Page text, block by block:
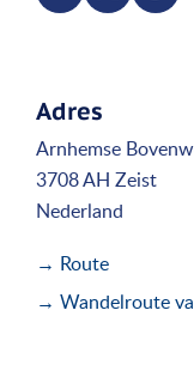
Adres
Arnhemse
3708 AH Zeist
Nederland
→ Route
→ Wandelroute